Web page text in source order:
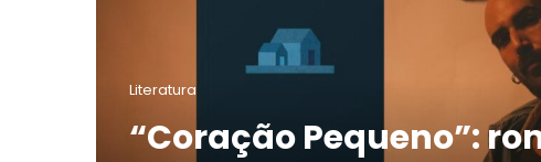
Literatura
“Coração Pequeno”: